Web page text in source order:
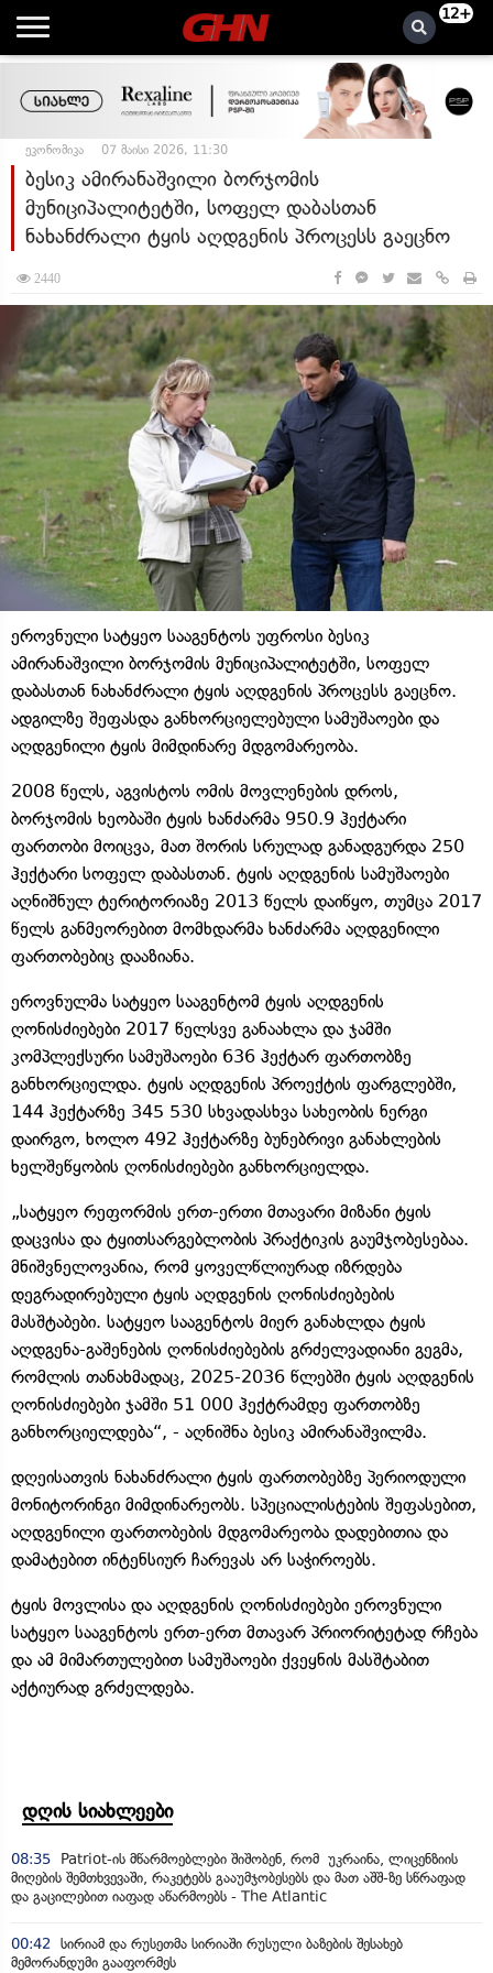
12+
ეკონომიკა 07 მაისი 2026, 11:30
ბესიკ ამირანაშვილი ბორჯომის
მუნიციპალიტეტში, სოფელ დაბასთან
ნახანძრალი ტყის აღდგენის პროცესს გაეცნო
2440
ეროვნული სატყეო სააგენტოს უფროსი ბესიკ
ამირანაშვილი ბორჯომის მუნიციპალიტეტში, სოფელ
დაბასთან ნახანძრალი ტყის აღდგენის პროცესს გაეცნო.
ადგილზე შეფასდა განხორციელებული სამუშაოები და
აღდგენილი ტყის მიმდინარე მდგომარეობა.
2008 წელს, აგვისტოს ომის მოვლენების დროს,
ბორჯომის ხეობაში ტყის ხანძარმა 950.9 ჰექტარი
ფართობი მოიცვა, მათ შორის სრულად განადგურდა 250
ჰექტარი სოფელ დაბასთან. ტყის აღდგენის სამუშაოები
აღნიშნულ ტერიტორიაზე 2013 წელს დაიწყო, თუმცა 2017
წელს განმეორებით მომხდარმა ხანძარმა აღდგენილი
ფართობებიც დააზიანა.
ეროვნულმა სატყეო სააგენტომ ტყის აღდგენის
ღონისძიებები 2017 წელსვე განაახლა და ჯამში
კომპლექსური სამუშაოები 636 ჰექტარ ფართობზე
განხორციელდა. ტყის აღდგენის პროექტის ფარგლებში,
144 ჰექტარზე 345 530 სხვადასხვა სახეობის ნერგი
დაირგო, ხოლო 492 ჰექტარზე ბუნებრივი განახლების
ხელშეწყობის ღონისძიებები განხორციელდა.
„სატყეო რეფორმის ერთ-ერთი მთავარი მიზანი ტყის
დაცვისა და ტყითსარგებლობის პრაქტიკის გაუმჯობესებაა.
მნიშვნელოვანია, რომ ყოველწლიურად იზრდება
დეგრადირებული ტყის აღდგენის ღონისძიებების
მასშტაბები. სატყეო სააგენტოს მიერ განახლდა ტყის
აღდგენა-გაშენების ღონისძიებების გრძელვადიანი გეგმა,
რომლის თანახმადაც, 2025-2036 წლებში ტყის აღდგენის
ღონისძიებები ჯამში 51 000 ჰექტრამდე ფართობზე
განხორციელდება“, - აღნიშნა ბესიკ ამირანაშვილმა.
დღეისათვის ნახანძრალი ტყის ფართობებზე პერიოდული
მონიტორინგი მიმდინარეობს. სპეციალისტების შეფასებით,
აღდგენილი ფართობების მდგომარეობა დადებითია და
დამატებით ინტენსიურ ჩარევას არ საჭიროებს.
ტყის მოვლისა და აღდგენის ღონისძიებები ეროვნული
სატყეო სააგენტოს ერთ-ერთ მთავარ პრიორიტეტად რჩება
და ამ მიმართულებით სამუშაოები ქვეყნის მასშტაბით
აქტიურად გრძელდება.
დღის სიახლეები
08:35
Patriot-ის მწარმოებლები შიშობენ, რომ უკრაინა, ლიცენზიის
მიღების შემთხვევაში, რაკეტებს გააუმჯობესებს და მათ აშშ-ზე სწრაფად
და გაცილებით იაფად აწარმოებს - The Atlantic
00:42
სირიამ და რუსეთმა სირიაში რუსული ბაზების შესახებ
მემორანდუმი გააფორმეს